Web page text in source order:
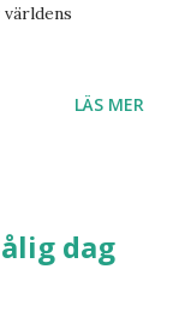
LÄS MER
dag